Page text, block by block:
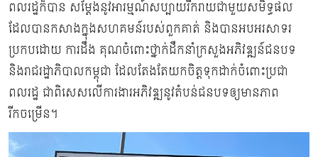
ពលរដ្ឋក៏បាន សម្តែងនូវអារម្មណ៍សប្បាយរីករាយជាមួយសមិទ្ធផល
ដែលបានកសាងក្នុងសហគមន៍របស់ពួកគាត់ និងបានអបអរសាទរ
ប្រកបដោយ ការដឹង គុណចំពោះថ្នាក់ដឹកនាំក្រសួងអភិវឌ្ឍន៍ជនបទ
និងរាជរដ្ឋាភិបាលកម្ពុជា ដែលតែងតែយកចិត្តទុកដាក់ចំពោះប្រជា
ពលរដ្ឋ ជាពិសេសលើការងារអភិវឌ្ឍនូវតំបន់ជនបទឲ្យមានភាព
រីកចម្រើន។